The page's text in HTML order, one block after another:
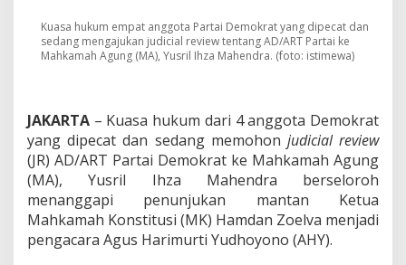
m
d
a
e
v
a
J
a
d
i
K
Kuasa hukum empat anggota Partai Demokrat yang dipecat dan
sedang mengajukan judicial review tentang AD/ART Partai ke
Mahkamah Agung (MA), Yusril Ihza Mahendra. (foto: istimewa)
JAKARTA – Kuasa hukum dari 4 anggota Demokrat
yang dipecat dan sedang memohon judicial review
(JR) AD/ART Partai Demokrat ke Mahkamah Agung
(MA), Yusril Ihza Mahendra berseloroh
menanggapi penunjukan mantan Ketua
Mahkamah Konstitusi (MK) Hamdan Zoelva menjadi
pengacara Agus Harimurti Yudhoyono (AHY).